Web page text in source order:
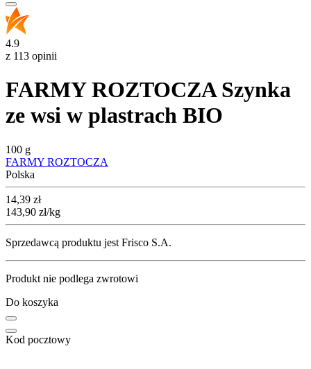
4.9
z 113 opinii
FARMY ROZTOCZA Szynka
ze wsi w plastrach BIO
100 g
FARMY ROZTOCZA
Polska
Cena
14,39 zł
143,90 zł/kg
Sprzedawcą produktu jest Frisco S.A.
Produkt nie podlega zwrotowi
Do koszyka
Kod pocztowy